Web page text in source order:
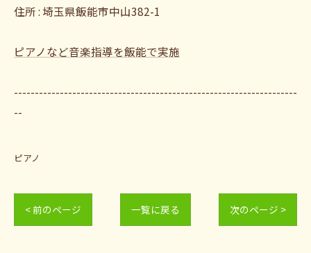
住所 : 埼玉県飯能市中山382-1
ピアノなど音楽指導を飯能で実施
--------------------------------------------------------------------
--
ピアノ
< 前のページ 一覧に戻る 次のページ >